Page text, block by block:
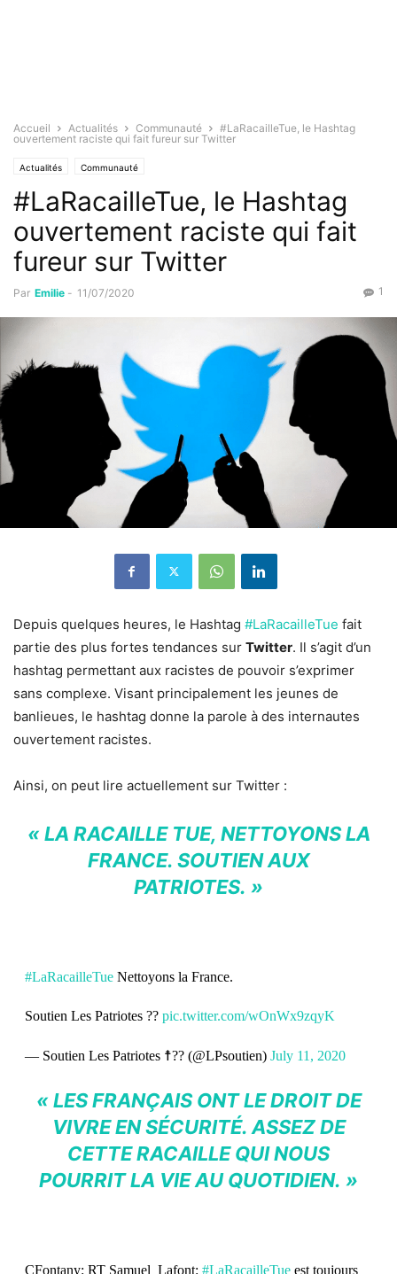
Accueil Actualités Communauté
#LaRacailleTue, le Hashtag
ouvertement raciste qui fait fureur sur Twitter
Actualités Communauté
#LaRacailleTue, le Hashtag
ouvertement raciste qui fait
fureur sur Twitter
Par Emilie - 11/07/2020 1
Depuis quelques heures, le Hashtag #LaRacailleTue fait
partie des plus fortes tendances sur Twitter. Il s’agit d’un
hashtag permettant aux racistes de pouvoir s’exprimer
sans complexe. Visant principalement les jeunes de
banlieues, le hashtag donne la parole à des internautes
ouvertement racistes.
Ainsi, on peut lire actuellement sur Twitter :
« LA RACAILLE TUE, NETTOYONS LA
FRANCE. SOUTIEN AUX
PATRIOTES. »
#LaRacailleTueNettoyons la France.
Soutien Les Patriotes ?? pic.twitter.com/wOnWx9zqyK
— Soutien Les Patriotes ☨?? (@LPsoutien) July 11, 2020
« LES FRANÇAIS ONT LE DROIT DE
VIVRE EN SÉCURITÉ. ASSEZ DE
CETTE RACAILLE QUI NOUS
POURRIT LA VIE AU QUOTIDIEN. »
CFontany: RT Samuel_Lafont: #LaRacailleTueest toujours